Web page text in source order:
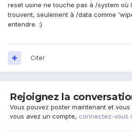
reset usine ne touche pas à /system
trouvent, seulement à /data comme
entendre. :)
Citer
Rejoignez la
Vous pouvez poster maintenant et
vous avez un compte, connectez-vous